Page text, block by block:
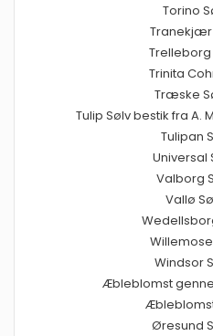
Torino
Tranekjær
Trinita
Træske
Tulip Sølv bestik fra A.
Tulipan
Universal
Valborg
Vallø
Windsor
Æbleblomst
Øresund